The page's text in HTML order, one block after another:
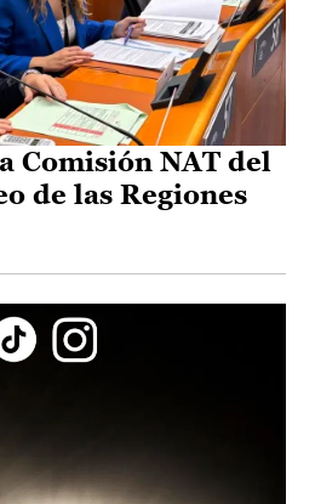
Comisión NAT del
de las Regiones